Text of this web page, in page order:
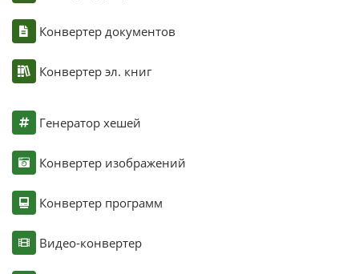
Конвертер документов
Конвертер эл. книг
Генератор хешей
Конвертер изображений
Конвертер программ
Видео-конвертер